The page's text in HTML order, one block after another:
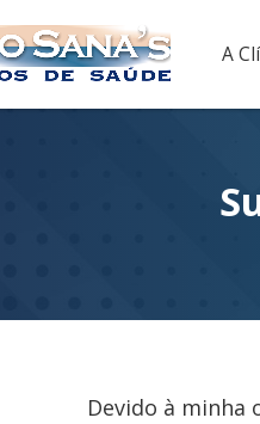
A
Devido à minha